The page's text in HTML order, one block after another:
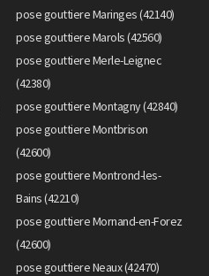
pose gouttiere Maringes (42140)
pose gouttiere Marols (42560)
pose gouttiere Merle-Leignec
(42380)
pose gouttiere Montagny (42840)
pose gouttiere Montbrison
(42600)
pose gouttiere Montrond-les-
Bains (42210)
pose gouttiere Mornand-en-Forez
(42600)
pose gouttiere Neaux (42470)